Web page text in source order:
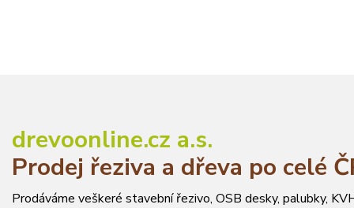
drevoonline.cz a.s.
Prodej řeziva a dřeva po celé
Prodáváme veškeré stavební řezivo, OSB desky, palubky,